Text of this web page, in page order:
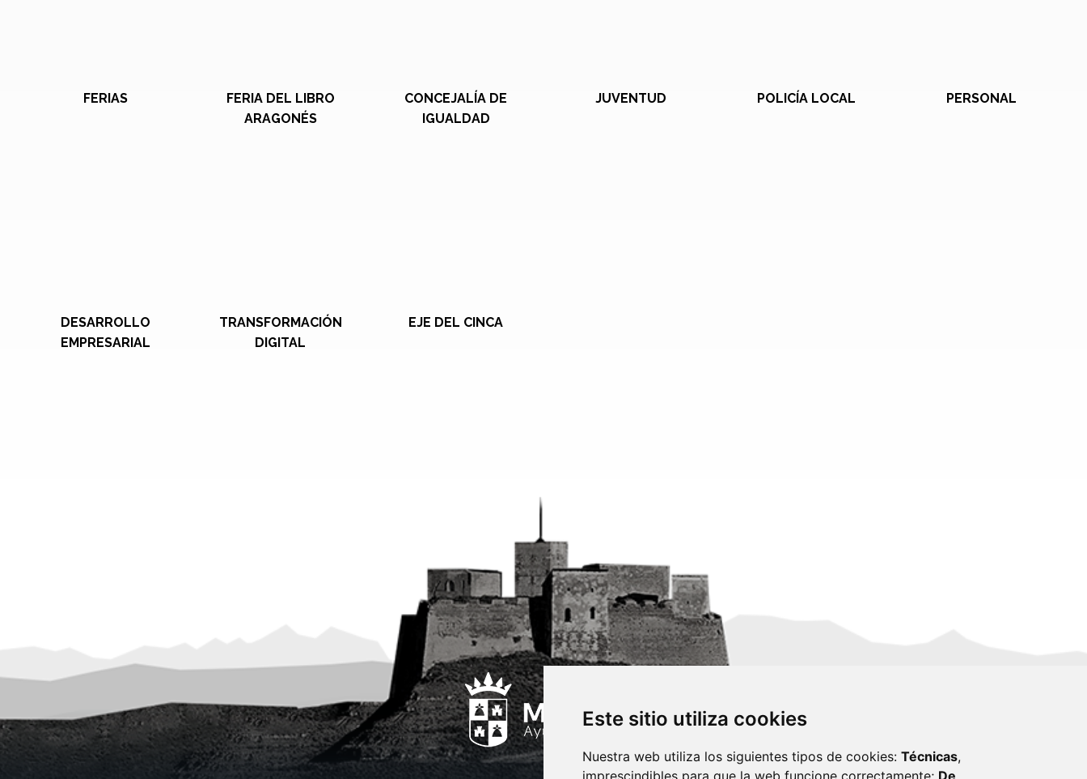
Este sitio utiliza cookies
Nuestra web utiliza los siguientes tipos de cookies: Técnicas,
imprescindibles para que la web funcione correctamente; De
FERIAS
FERIA DEL LIBRO
ARAGONÉS
CONCEJALÍA DE
IGUALDAD
JUVENTUD POLICÍA LOCAL PERSONAL
DESARROLLO
EMPRESARIAL
TRANSFORMACIÓN
DIGITAL
EJE DEL CINCA